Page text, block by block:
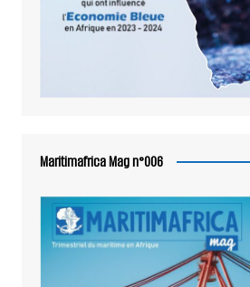
Maritimafrica Mag n°006